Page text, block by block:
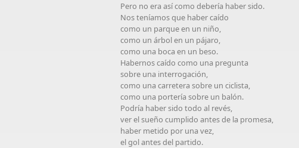
Pero no era así como debería haber sido.
Nos teníamos que haber caído
como un parque en un niño,
como un árbol en un pájaro,
como una boca en un beso.
Habernos caído como una pregunta
sobre una interrogación,
como una carretera sobre un ciclista,
como una portería sobre un balón.
Podría haber sido todo al revés,
ver el sueño cumplido antes de la promesa,
haber metido por una vez,
el gol antes del partido.